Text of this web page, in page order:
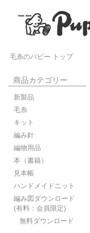
毛糸のパピー トップ
商品カテゴリー
新製品
毛糸
キット
編み針
編物用品
本（書籍）
見本帳
ハンドメイドニット
編み図ダウンロード
(有料：会員限定)
無料ダウンロード